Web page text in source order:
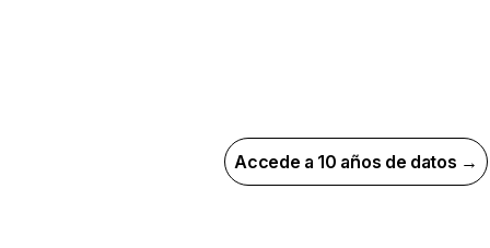
Accede a 10 años de datos →